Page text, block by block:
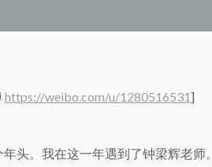
https://weibo.com/u/1280516531 ]
头。我在这一年遇到了钟梁辉老师。